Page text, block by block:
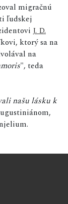
migračnú
ľudskej
J. D.
ktorý sa na
na
", teda
našu lásku k